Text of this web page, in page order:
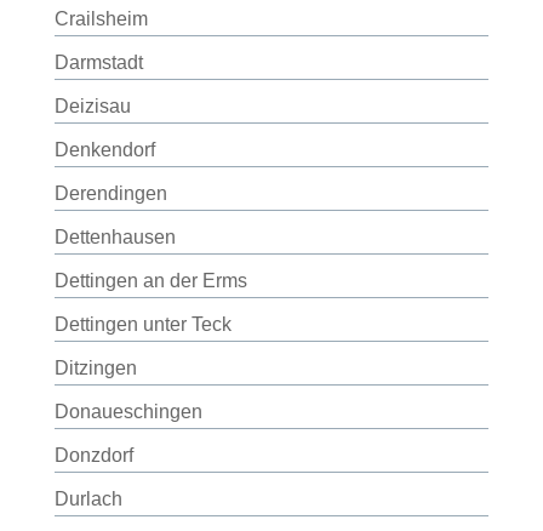
Crailsheim
Darmstadt
Deizisau
Denkendorf
Derendingen
Dettenhausen
Dettingen an der Erms
Dettingen unter Teck
Ditzingen
Donaueschingen
Donzdorf
Durlach